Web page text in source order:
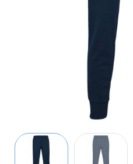
Peuters en Baby's
Sweaters